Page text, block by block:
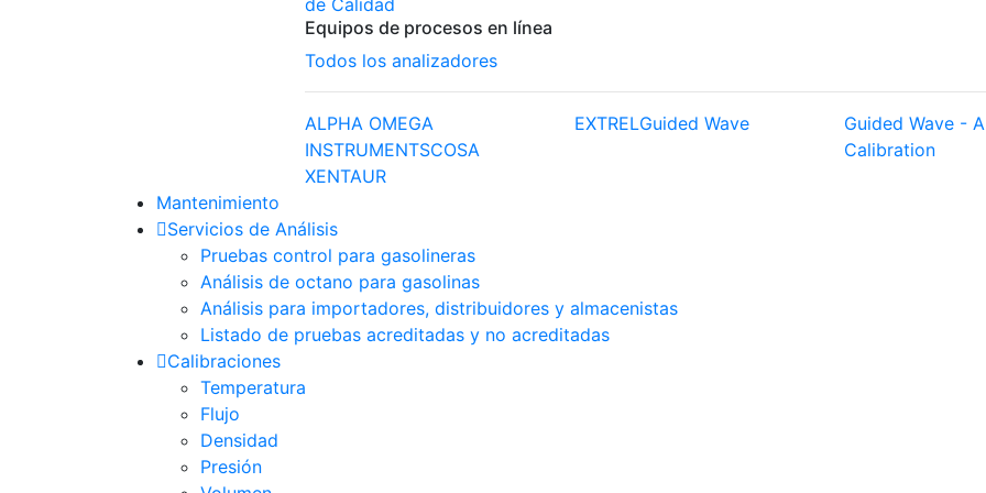
de Calidad
Equipos de procesos en línea
Todos los analizadores
ALPHA OMEGA
INSTRUMENTSCOSA
XENTAUR
EXTRELGuided Wave
Guided Wave -
Calibration
Mantenimiento
Servicios de Análisis
Pruebas control para gasolineras
Análisis de octano para gasolinas
Análisis para importadores, distribuidores y almacenistas
Listado de pruebas acreditadas y no acreditadas
Calibraciones
Temperatura
Flujo
Densidad
Presión